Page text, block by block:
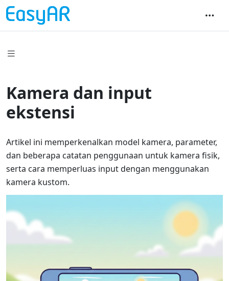
Kamera dan input
ekstensi
Artikel ini memperkenalkan model kamera, parameter,
dan beberapa catatan penggunaan untuk kamera fisik,
serta cara memperluas input dengan menggunakan
kamera kustom.